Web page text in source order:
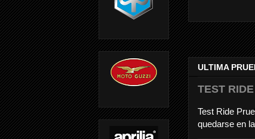
ULTIMA
TEST
Test Ride
quedarse en